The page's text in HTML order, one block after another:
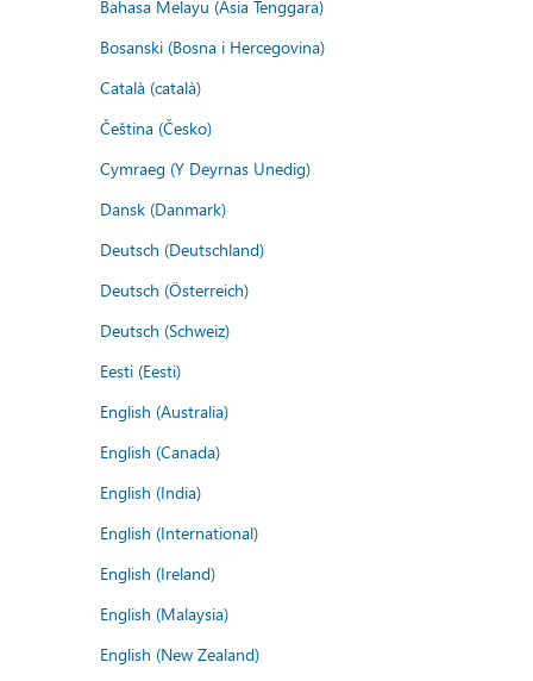
Bahasa Melayu (Asia Tenggara)
Bosanski (Bosna i Hercegovina)
Català (català)
Čeština (Česko)
Cymraeg (Y Deyrnas Unedig)
Dansk (Danmark)
Deutsch (Deutschland)
Deutsch (Österreich)
Deutsch (Schweiz)
Eesti (Eesti)
English (Australia)
English (Canada)
English (India)
English (International)
English (Ireland)
English (Malaysia)
English (New Zealand)